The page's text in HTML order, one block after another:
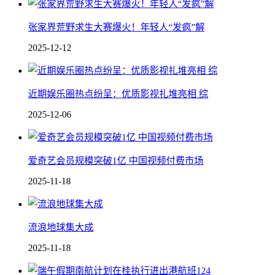
张家界荒野求生大赛爆火！年轻人“发疯”解
2025-12-12
近期娱乐圈热点纷呈：优质影视扎堆亮相 综
2025-12-06
爱奇艺会员规模突破1亿 中国视频付费市场
2025-11-18
流浪地球集大成
2025-11-18